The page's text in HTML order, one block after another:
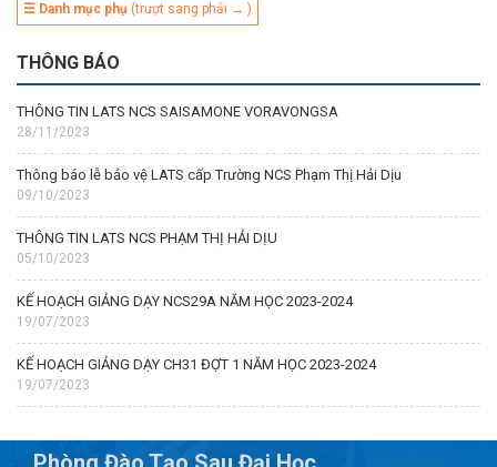
☰ Danh mục phụ (trượt sang phải → )
THÔNG BÁO
THÔNG TIN LATS NCS SAISAMONE VORAVONGSA
28/11/2023
Thông báo lễ bảo vệ LATS cấp Trường NCS Phạm Thị Hải Dịu
09/10/2023
THÔNG TIN LATS NCS PHẠM THỊ HẢI DỊU
05/10/2023
KẾ HOẠCH GIẢNG DẠY NCS29A NĂM HỌC 2023-2024
19/07/2023
KẾ HOẠCH GIẢNG DẠY CH31 ĐỢT 1 NĂM HỌC 2023-2024
19/07/2023